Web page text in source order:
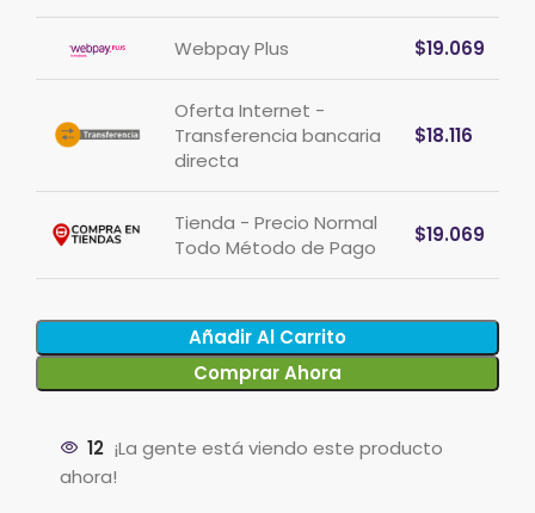
Webpay Plus $19.069
Oferta Internet -
Transferencia bancaria
directa
$18.116
Tienda - Precio Normal
Todo Método de Pago
$19.069
Añadir Al Carrito
Comprar Ahora
12 ¡La gente está viendo este producto
ahora!